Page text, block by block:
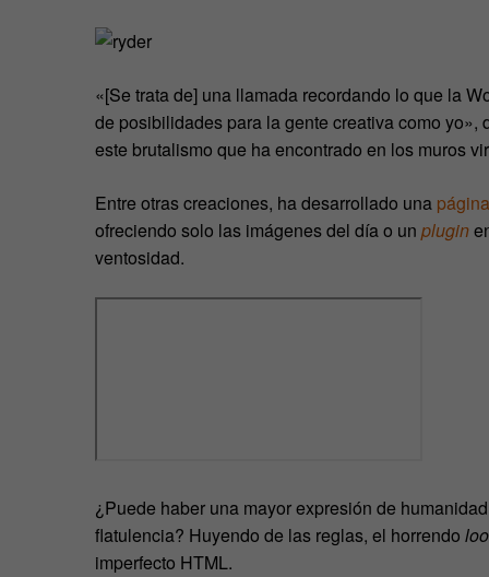
«[Se trata de] una llamada recordando lo que la
de posibilidades para la gente creativa como
este brutalismo que ha encontrado en los muros
Entre otras creaciones, ha desarrollado una página
ofreciendo solo las imágenes del día o un plugin
ventosidad.
¿Puede haber una mayor expresión de
flatulencia? Huyendo de las reglas, el horrendo
imperfecto HTML.